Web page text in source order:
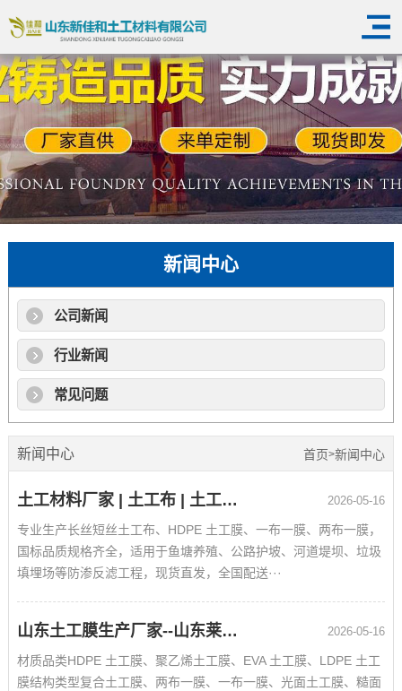
新闻中心
公司新闻
行业新闻
常见问题
新闻中心 首页>新闻中心
土工材料厂家 | 土工布 | 土工膜 | 复合土工膜工程防渗材料批发价格 2026-05-16
专业生产长丝短丝土工布、HDPE 土工膜、一布一膜、两布一膜，
国标品质规格齐全，适用于鱼塘养殖、公路护坡、河道堤坝、垃圾
填埋场等防渗反滤工程，现货直发，全国配送···
山东土工膜生产厂家--山东莱芜佳和土工材料 2026-05-16
材质品类HDPE 土工膜、聚乙烯土工膜、EVA 土工膜、LDPE 土工
膜结构类型复合土工膜、两布一膜、一布一膜、光面土工膜、糙面